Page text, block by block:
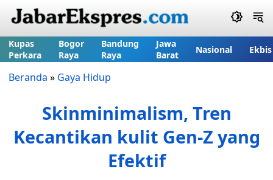
Kupas
Perkara
Bogor
Raya
Bandung
Raya
Jawa
Barat
Nasional Ekbis
Beranda » Gaya Hidup
Skinminimalism, Tren
Kecantikan kulit Gen-Z yang
Efektif